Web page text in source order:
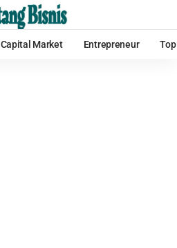
Capital Market Entrepreneur